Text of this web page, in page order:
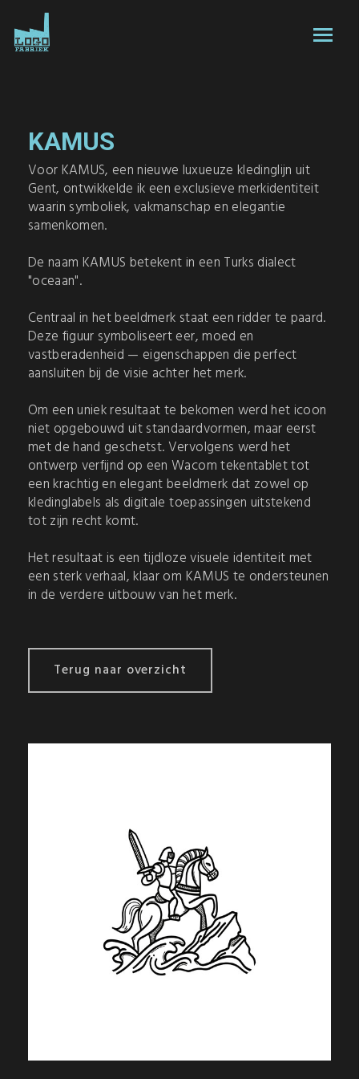
KAMUS
Voor KAMUS, een nieuwe luxueuze kledinglijn uit
Gent, ontwikkelde ik een exclusieve merkidentiteit
waarin symboliek, vakmanschap en elegantie
samenkomen.
De naam KAMUS betekent in een Turks dialect
"oceaan".
Centraal in het beeldmerk staat een ridder te paard.
Deze figuur symboliseert eer, moed en
vastberadenheid — eigenschappen die perfect
aansluiten bij de visie achter het merk.
Om een uniek resultaat te bekomen werd het icoon
niet opgebouwd uit standaardvormen, maar eerst
met de hand geschetst. Vervolgens werd het
ontwerp verfijnd op een Wacom tekentablet tot
een krachtig en elegant beeldmerk dat zowel op
kledinglabels als digitale toepassingen uitstekend
tot zijn recht komt.
Het resultaat is een tijdloze visuele identiteit met
een sterk verhaal, klaar om KAMUS te ondersteunen
in de verdere uitbouw van het merk.
Terug naar overzicht